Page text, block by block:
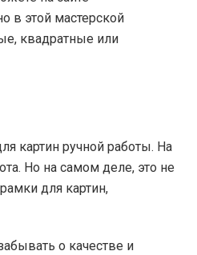
в этой мастерской
квадратные или
картин ручной работы. На
Но на самом деле, это не
для картин,
о качестве и